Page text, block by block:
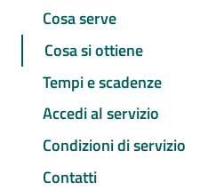
Cosa serve
Cosa si ottiene
Tempi e scadenze
Accedi al servizio
Condizioni di servizio
Contatti